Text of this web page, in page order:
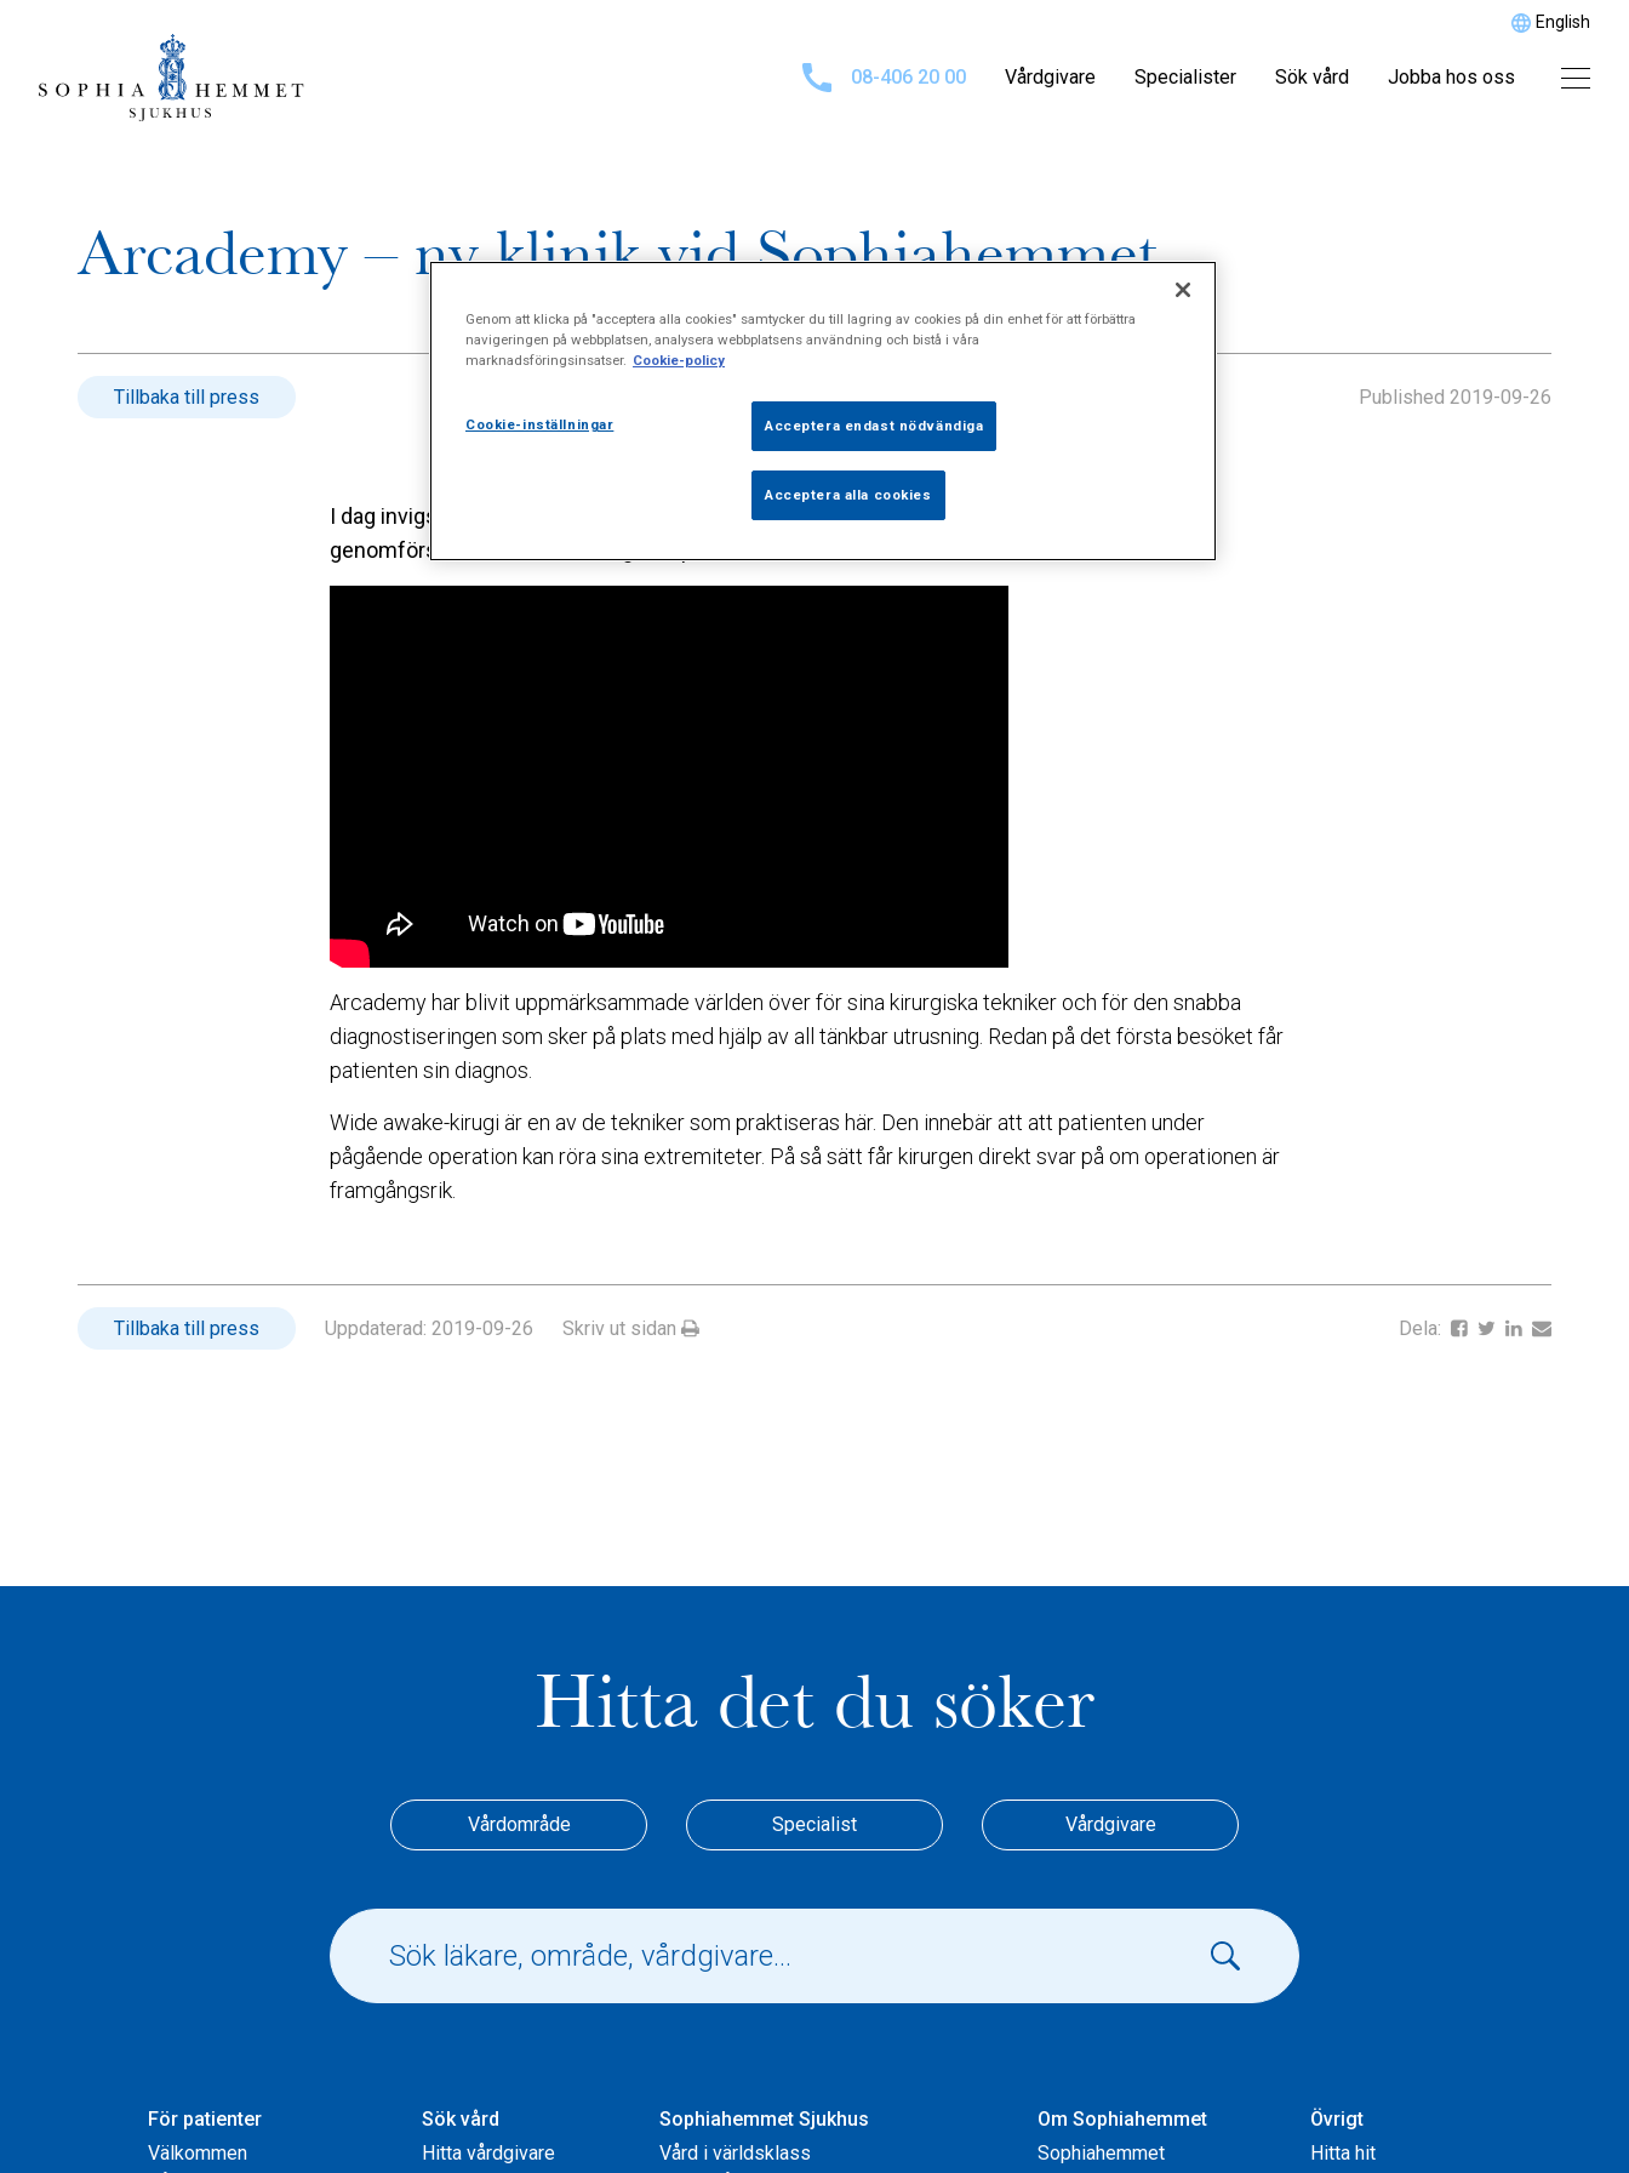
English
08-406 20 00 Vårdgivare Specialister Sök vård Jobba hos oss
Arcademy – ny klinik vid Sophiahemmet
Tillbaka till press Published 2019-09-26
I dag invigs Arcademy vid Sophiahemmet. En klinik där högspecialiserad hand- och fotkirurgi
genomförs av de främsta kirurgerna på området.
Arcademy har blivit uppmärksammade världen över för sina kirurgiska tekniker och för den snabba
diagnostiseringen som sker på plats med hjälp av all tänkbar utrusning. Redan på det första besöket får
patienten sin diagnos.
Wide awake-kirugi är en av de tekniker som praktiseras här. Den innebär att att patienten under
pågående operation kan röra sina extremiteter. På så sätt får kirurgen direkt svar på om operationen är
framgångsrik.
Tillbaka till press Uppdaterad: 2019-09-26 Skriv ut sidan Dela:
Hitta det du söker
Vårdområde Specialist Vårdgivare
För patienter
Välkommen
Sök vård
Hitta vårdgivare
Sophiahemmet Sjukhus
Vård i världsklass
Om Sophiahemmet
Sophiahemmet
Övrigt
Hitta hit
Genom att klicka på "acceptera alla cookies" samtycker du till lagring av cookies på din enhet för att förbättra
navigeringen på webbplatsen, analysera webbplatsens användning och bistå i våra
marknadsföringsinsatser. Cookie-policy
Cookie-inställningar Acceptera endast nödvändiga
Acceptera alla cookies